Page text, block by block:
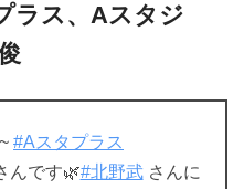
ラス、Aスタジ
#Aスタプラス
んです🌿#北野武さんに